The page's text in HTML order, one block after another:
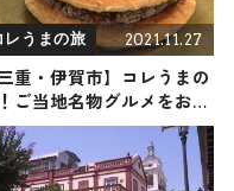
レうまの旅 2021.11.27
三重・伊賀市】コレうまの
ご当地名物グルメをお届